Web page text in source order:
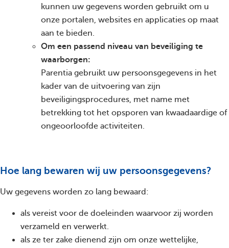
kunnen uw gegevens worden gebruikt om u
onze portalen, websites en applicaties op maat
aan te bieden.
Om een passend niveau van beveiliging te
waarborgen:
Parentia gebruikt uw persoonsgegevens in het
kader van de uitvoering van zijn
beveiligingsprocedures, met name met
betrekking tot het opsporen van kwaadaardige of
ongeoorloofde activiteiten.
Hoe lang bewaren wij uw persoonsgegevens?
Uw gegevens worden zo lang bewaard:
als vereist voor de doeleinden waarvoor zij worden
verzameld en verwerkt.
als ze ter zake dienend zijn om onze wettelijke,